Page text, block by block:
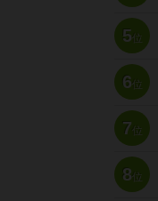
5位
6位
7位
8位